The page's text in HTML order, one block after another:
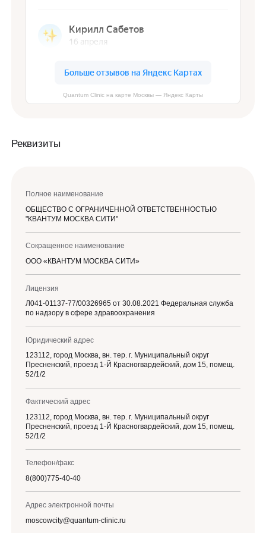
Quantum Clinic на карте Москвы — Яндекс Карты
Реквизиты
Полное наименование
ОБЩЕСТВО С ОГРАНИЧЕННОЙ ОТВЕТСТВЕННОСТЬЮ
"КВАНТУМ МОСКВА СИТИ"
Сокращенное наименование
ООО «КВАНТУМ МОСКВА СИТИ»
Лицензия
Л041-01137-77/00326965 от 30.08.2021 Федеральная служба
по надзору в сфере здравоохранения
Юридический адрес
123112, город Москва, вн. тер. г. Муниципальный округ
Пресненский, проезд 1-Й Красногвардейский, дом 15, помещ.
52/1/2
Фактический адрес
123112, город Москва, вн. тер. г. Муниципальный округ
Пресненский, проезд 1-Й Красногвардейский, дом 15, помещ.
52/1/2
Телефон/факс
8(800)775-40-40
Адрес электронной почты
moscowcity@quantum-clinic.ru